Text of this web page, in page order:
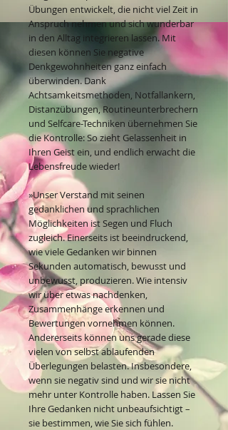
Übungen entwickelt, die nicht viel Zeit in
Anspruch nehmen und sich wunderbar
in den Alltag integrieren lassen. Mit
diesen können Sie negative
Denkgewohnheiten ganz einfach
überwinden. Dank
Achtsamkeitsmethoden, Notfallankern,
Distanzübungen, Routineunterbrechern
und Selfcare-Techniken übernehmen Sie
die Kontrolle: So zieht Gelassenheit in
Ihren Geist ein, und endlich erwacht die
Lebensfreude wieder!
»Unser Verstand mit seinen
gedanklichen und sprachlichen
Möglichkeiten ist Segen und Fluch
zugleich. Einerseits ist beeindruckend,
wie viele Gedanken wir binnen
Sekunden automatisch, bewusst und
unbewusst, produzieren. Wie intensiv
wir über etwas nachdenken,
Zusammenhänge erkennen und
Bewertungen vornehmen können.
Andererseits können uns gerade diese
vielen von selbst ablaufenden
Überlegungen belasten. Insbesondere,
wenn sie negativ sind und wir sie nicht
mehr unter Kontrolle haben. Lassen Sie
Ihre Gedanken nicht unbeaufsichtigt –
sie bestimmen, wie Sie sich fühlen.